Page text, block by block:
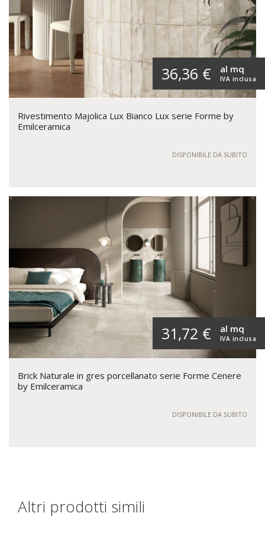
36,36 € IVA inclusa
al mq
Rivestimento Majolica Lux Bianco Lux serie Forme by
Emilceramica
DISPONIBILE DA SUBITO
31,72 € IVA inclusa
al mq
Brick Naturale in gres porcellanato serie Forme Cenere
by Emilceramica
DISPONIBILE DA SUBITO
Altri prodotti simili